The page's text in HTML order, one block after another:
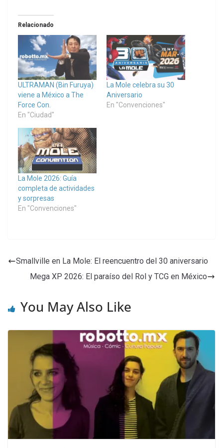
Relacionado
ULTRAMAN (Bin Furuya)
viene a México a The
Force Con.
En "Ciudad"
La Mole celebra su 30
Aniversario
En "Convenciones"
La Mole 2026: Guía
completa de actividades
y sorpresas
En "Convenciones"
Smallville en La Mole: El reencuentro del 30 aniversario
Mega XP 2026: El paraíso del Rol y TCG en México
You May Also Like